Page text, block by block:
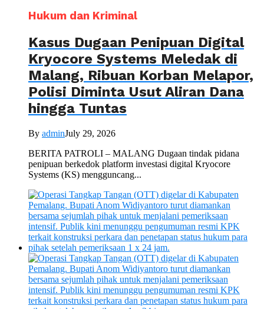
Hukum dan Kriminal
Kasus Dugaan Penipuan Digital
Kryocore Systems Meledak di
Malang, Ribuan Korban Melapor,
Polisi Diminta Usut Aliran Dana
hingga Tuntas
By adminJuly 29, 2026
BERITA PATROLI – MALANG Dugaan tindak pidana
penipuan berkedok platform investasi digital Kryocore
Systems (KS) mengguncang...